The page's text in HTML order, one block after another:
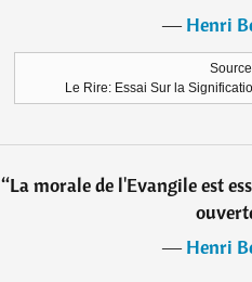
―Henri
Le Rire: Essai Sur la
“La morale de l'Evangile est
―Henri